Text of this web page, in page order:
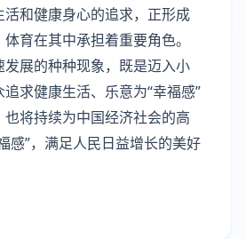
活和健康身心的追求，正形成
育在其中承担着重要角色。
发展的种种现象，既是迈入小
求健康生活、乐意为“幸福感”
将持续为中国经济社会的高
感”，满足人民日益增长的美好